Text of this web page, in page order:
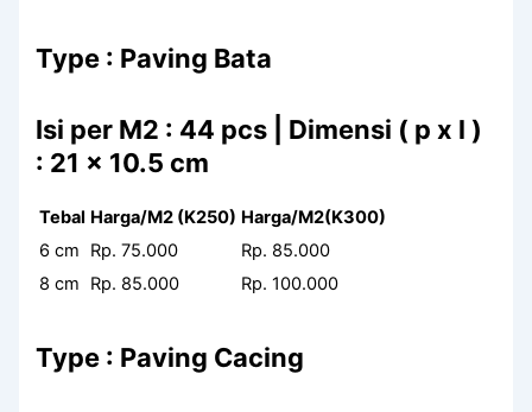
Type : Paving Bata
Isi per M2 : 44 pcs | Dimensi ( p x l )
: 21 x 10.5 cm
Tebal Harga/M2 (K250) Harga/M2(K300)
6 cm
Rp. 75.000
Rp. 85.000
8 cm
Rp. 85.000 Rp. 100.000
Type : Paving Cacing